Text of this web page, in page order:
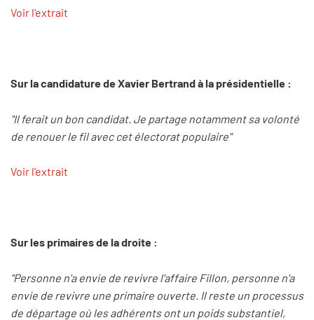
Voir l'extrait
Sur la candidature de Xavier Bertrand à la présidentielle :
"Il ferait un bon candidat. Je partage notamment sa volonté
de renouer le fil avec cet électorat populaire"
Voir l'extrait
Sur les primaires de la droite :
"Personne n'a envie de revivre l'affaire Fillon, personne n'a
envie de revivre une primaire ouverte. Il reste un processus
de départage où les adhérents ont un poids substantiel,